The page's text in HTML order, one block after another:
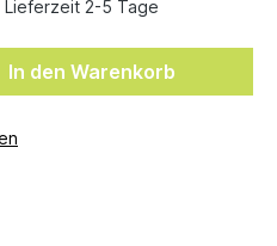
Lieferzeit 2-5 Tage
In den Warenkorb